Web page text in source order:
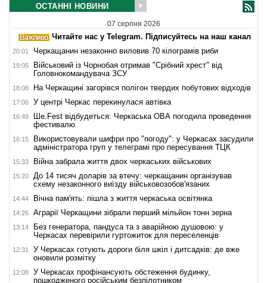
ОСТАННІ НОВИНИ
07 серпня 2026
Читайте нас у Telegram. Підписуйтесь на наш канал
20:01 Черкащанин незаконно виловив 70 кілограмів риби
19:05
Військовий із Чорнобая отримав "Срібний хрест" від
Головнокомандувача ЗСУ
18:08 На Черкащині загорівся полігон твердих побутових відходів
17:06 У центрі Черкас перекинулася автівка
16:49
Ше.Fest відбудеться: Черкаська ОВА погодила проведення
фестивалю
16:15
Використовували шифри про "погоду": у Черкасах засудили
адміністратора груп у телеграмі про пересування ТЦК
15:33 Війна забрала життя двох черкаських військових
15:20
До 14 тисяч доларів за втечу: черкащанин організував
схему незаконного виїзду військовозобов'язаних
14:44 Вічна пам'ять: пішла з життя черкаська освітянка
14:26 Аграрії Черкащини зібрали перший мільйон тонн зерна
13:14
Без генератора, пандуса та з аварійною душовою: у
Черкасах перевірили гуртожиток для переселенців
12:31
У Черкасах готують дороги біля шкіл і дитсадків: де вже
оновили розмітку
12:08
У Черкасах профінансують обстеження будинку,
пошкодженого російським безпілотником